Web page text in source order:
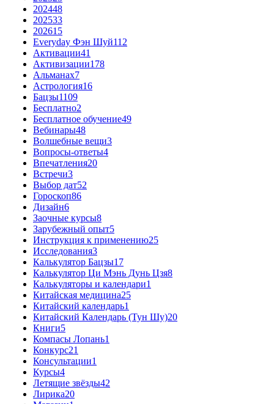
202448
202533
202615
Everyday Фэн Шуй112
Активации41
Активизации178
Альманах7
Астрология16
Бацзы1109
Бесплатно2
Бесплатное обучение49
Вебинары48
Волшебные вещи3
Вопросы-ответы4
Впечатления20
Встречи3
Выбор дат52
Гороскоп86
Дизайн6
Заочные курсы8
Зарубежный опыт5
Инструкция к применению25
Исследования3
Калькулятор Бацзы17
Калькулятор Ци Мэнь Дунь Цзя8
Калькуляторы и календари1
Китайская медицина25
Китайский календарь1
Китайский Календарь (Тун Шу)20
Книги5
Компасы Лопань1
Конкурс21
Консультации1
Курсы4
Летящие звёзды42
Лирика20